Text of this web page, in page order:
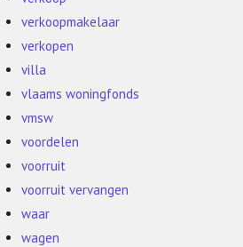
verkoopmakelaar
verkopen
villa
vlaams woningfonds
vmsw
voordelen
voorruit
voorruit vervangen
waar
wagen